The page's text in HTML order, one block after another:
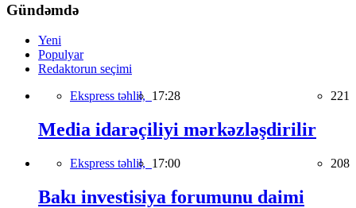
Gündəmdə
Yeni
Populyar
Redaktorun seçimi
Ekspress təhlil, 17:28 221
Media idarəçiliyi mərkəzləşdirilir
Ekspress təhlil, 17:00 208
Bakı investisiya forumunu daimi